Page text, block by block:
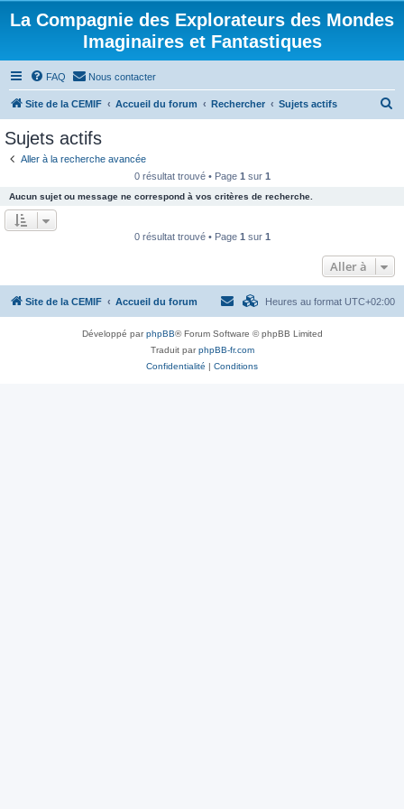
La Compagnie des Explorateurs des Mondes
Imaginaires et Fantastiques
FAQ Nous contacter
Site de la CEMIF Accueil du forum Rechercher Sujets actifs
e
r
Sujets actifs
Aller à la recherche avancée
0 résultat trouvé • Page 1 sur 1
Aucun sujet ou message ne correspond à vos critères de recherche.
0 résultat trouvé • Page 1 sur 1
Aller à
Site de la CEMIF Accueil du forum Heures au format UTC+02:00
Développé parphpBB® Forum Software © phpBB Limited
Traduit parphpBB-fr.com
Confidentialité | Conditions